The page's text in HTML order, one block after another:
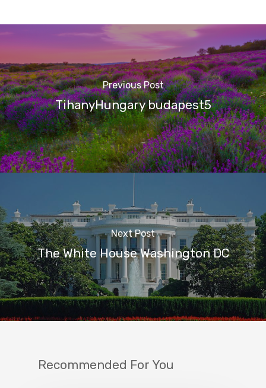
Previous Post
TihanyHungary budapest5
Next Post
The White House Washington DC
Recommended For You